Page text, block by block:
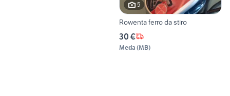
5
Rowenta ferro da stiro
30 €
Meda (MB)